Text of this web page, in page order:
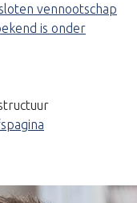
vennootschap
is onder